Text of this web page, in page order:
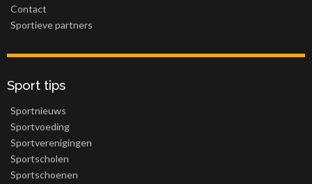
Contact
Sportieve partners
Sport tips
Sportnieuws
Sportvoeding
Sportverenigingen
Sportscholen
Sportschoenen